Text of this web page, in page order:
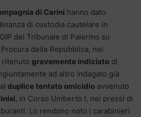
di Carini hanno dato
di custodia cautelare in
del Tribunale di Palermo su
della Repubblica, nei
ritenuto gravemente indiziato di
ad altro indagato già
duplice tentato omicidio avvenuto
, in Corso Umberto I, nei pressi di
Lo rendono noto i carabinieri